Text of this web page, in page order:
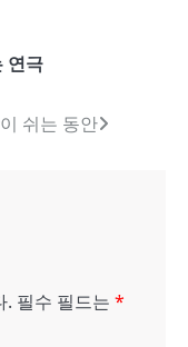
연극
쉬는 동안
. 필수 필드는 *